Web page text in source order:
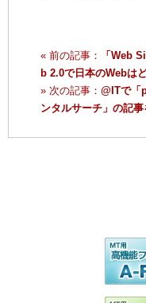
« 前の記事：
「Web
b 2.0で日本のWebは
» 次の記事： @ITで「
ンタルサーチ」の記